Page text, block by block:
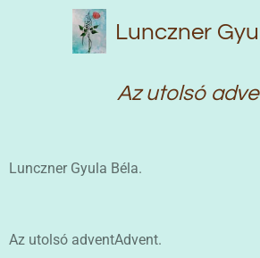
Lunczner
Az utolsó
Lunczner Gyula Béla.
Az utolsó adventAdvent.